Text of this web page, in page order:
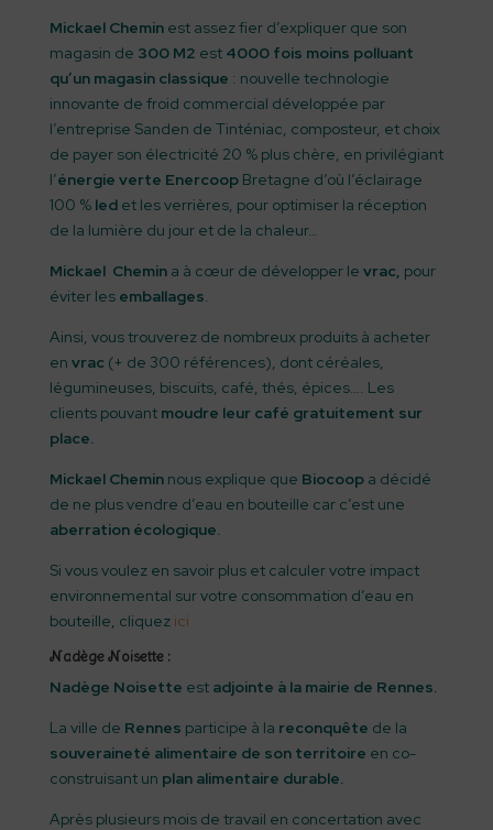
Mickael Cheminest assez fier d’expliquer que son
magasin de 300 M2 est 4000 fois moins polluant
qu’un magasin classique : nouvelle technologie
innovante de froid commercial développée par
l’entreprise Sanden de Tinténiac, composteur, et choix
de payer son électricité 20 % plus chère, en privilégiant
l’énergie verte EnercoopBretagne d’où l’éclairage
100 % ledet les verrières, pour optimiser la réception
de la lumière du jour et de la chaleur…
Mickael Chemina à cœur de développer le vrac, pour
éviter les emballages.
Ainsi, vous trouverez de nombreux produits à acheter
en vrac (+ de 300 références), dont céréales,
légumineuses, biscuits, café, thés, épices…. Les
clients pouvant moudre leur café gratuitement sur
place.
Mickael Cheminnous explique que Biocoopa décidé
de ne plus vendre d’eau en bouteille car c’est une
aberration écologique.
Si vous voulez en savoir plus et calculer votre impact
environnemental sur votre consommation d’eau en
bouteille, cliquez ici
Nadège Noisette :
Nadège Noisette est adjointe à la mairie de Rennes.
La ville de Rennes participe à la reconquête de la
souveraineté alimentaire de son territoire en co-
construisant un plan alimentaire durable.
Après plusieurs mois de travail en concertation avec